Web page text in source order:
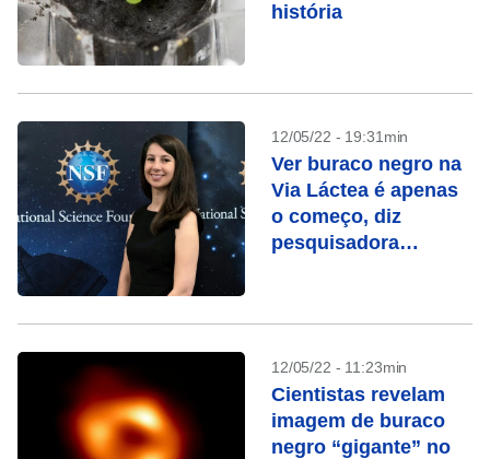
história
12/05/22 - 19:31min
Ver buraco negro na
Via Láctea é apenas
o começo, diz
pesquisadora
12/05/22 - 11:23min
Cientistas revelam
imagem de buraco
negro “gigante” no